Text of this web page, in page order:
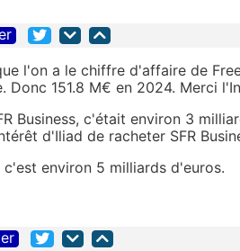
l'on a le chiffre d'affaire de
Donc 151.8 M€ en 2024. Merci
Business, c'était environ 3
d'Iliad de racheter SFR
c'est environ 5 milliards d'euros.